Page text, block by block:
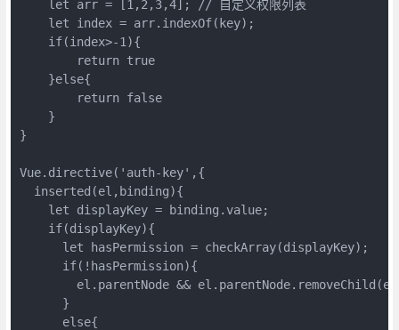
    let arr = [1,2,3,4]; // 自定义权限列表
    let index = arr.indexOf(key);
    if(index>-1){
        return true
    }else{
        return false
    }
}
Vue.directive('auth-key',{
  inserted(el,binding){
    let displayKey = binding.value;
    if(displayKey){
      let hasPermission = checkArray(displayKey);
      if(!hasPermission){
el.parentNode &&
      }
      else{